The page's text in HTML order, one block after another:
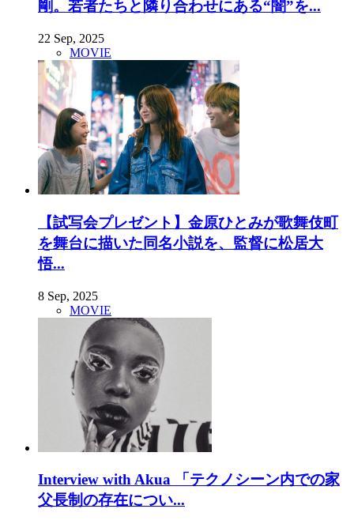
剛。若者たちと隣り合わせにある“闇”を...
22 Sep, 2025
MOVIE
【試写会プレゼント】金原ひとみが歌舞伎町
を舞台に描いた同名小説を、監督に松居大
悟...
8 Sep, 2025
MOVIE
Interview with Akua 「テクノシーン内での家
父長制の存在につい...